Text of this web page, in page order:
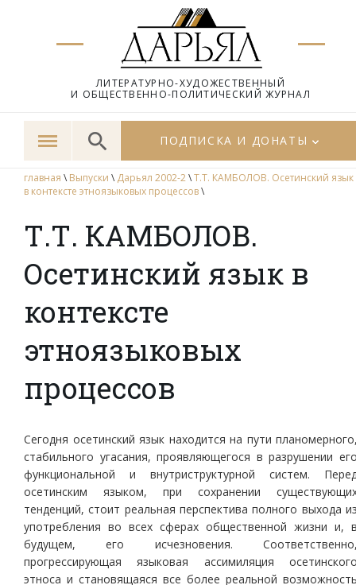
ЛИТЕРАТУРНО-ХУДОЖЕСТВЕННЫЙ
И ОБЩЕСТВЕННО-ПОЛИТИЧЕСКИЙ ЖУРНАЛ
ПОДПИСКА И ДОНАТЫ
главная \ Выпуски \ Дарьял 2002-2\Т.Т. КАМБОЛОВ. Осетинский язык
в контексте этноязыковых процессов\
Т.Т. КАМБОЛОВ.
Осетинский язык в
контексте
этноязыковых
процессов
Сегодня осетинский язык находится на пути
стабильного угасания, проявляющегося в разрушении
функциональной и внутриструктурной систем.
осетинским языком, при сохранении
тенденций, стоит реальная перспектива полного выхода
употребления во всех сферах общественной жизни и,
будущем, его исчезновения.
прогрессирующая языковая ассимиляция
этноса и становящаяся все более реальной